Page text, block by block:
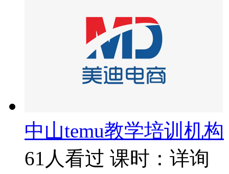
中山temu教学培训机构
61人看过 课时：详询